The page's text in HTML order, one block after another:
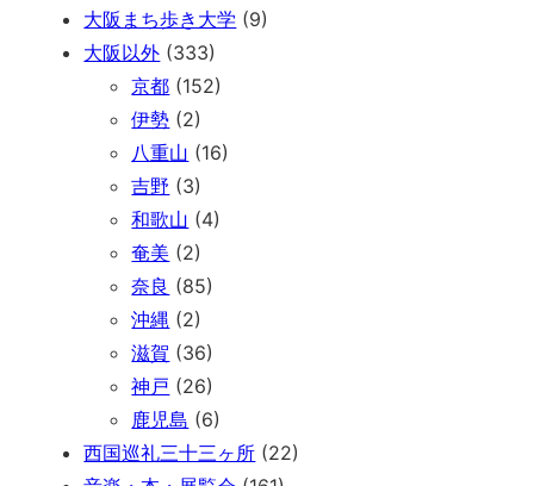
大阪まち歩き大学 (9)
大阪以外 (333)
京都 (152)
伊勢 (2)
八重山 (16)
吉野 (3)
和歌山 (4)
奄美 (2)
奈良 (85)
沖縄 (2)
滋賀 (36)
神戸 (26)
鹿児島 (6)
西国巡礼三十三ヶ所 (22)